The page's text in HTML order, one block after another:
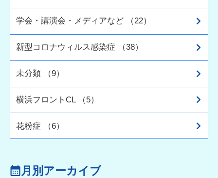
学会・講演会・メディアなど （22）
新型コロナウィルス感染症 （38）
未分類 （9）
横浜フロントCL （5）
花粉症 （6）
月別アーカイブ